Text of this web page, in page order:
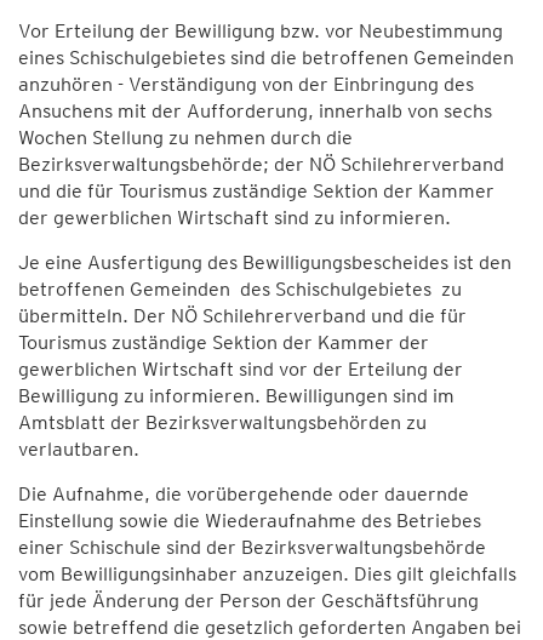
Vor Erteilung der Bewilligung bzw. vor Neubestimmung
eines Schischulgebietes sind die betroffenen Gemeinden
anzuhören - Verständigung von der Einbringung des
Ansuchens mit der Aufforderung, innerhalb von sechs
Wochen Stellung zu nehmen durch die
Bezirksverwaltungsbehörde; der NÖ Schilehrerverband
und die für Tourismus zuständige Sektion der Kammer
der gewerblichen Wirtschaft sind zu informieren.
Je eine Ausfertigung des Bewilligungsbescheides ist den
betroffenen Gemeinden des Schischulgebietes zu
übermitteln. Der NÖ Schilehrerverband und die für
Tourismus zuständige Sektion der Kammer der
gewerblichen Wirtschaft sind vor der Erteilung der
Bewilligung zu informieren. Bewilligungen sind im
Amtsblatt der Bezirksverwaltungsbehörden zu
verlautbaren.
Die Aufnahme, die vorübergehende oder dauernde
Einstellung sowie die Wiederaufnahme des Betriebes
einer Schischule sind der Bezirksverwaltungsbehörde
vom Bewilligungsinhaber anzuzeigen. Dies gilt gleichfalls
für jede Änderung der Person der Geschäftsführung
sowie betreffend die gesetzlich geforderten Angaben bei